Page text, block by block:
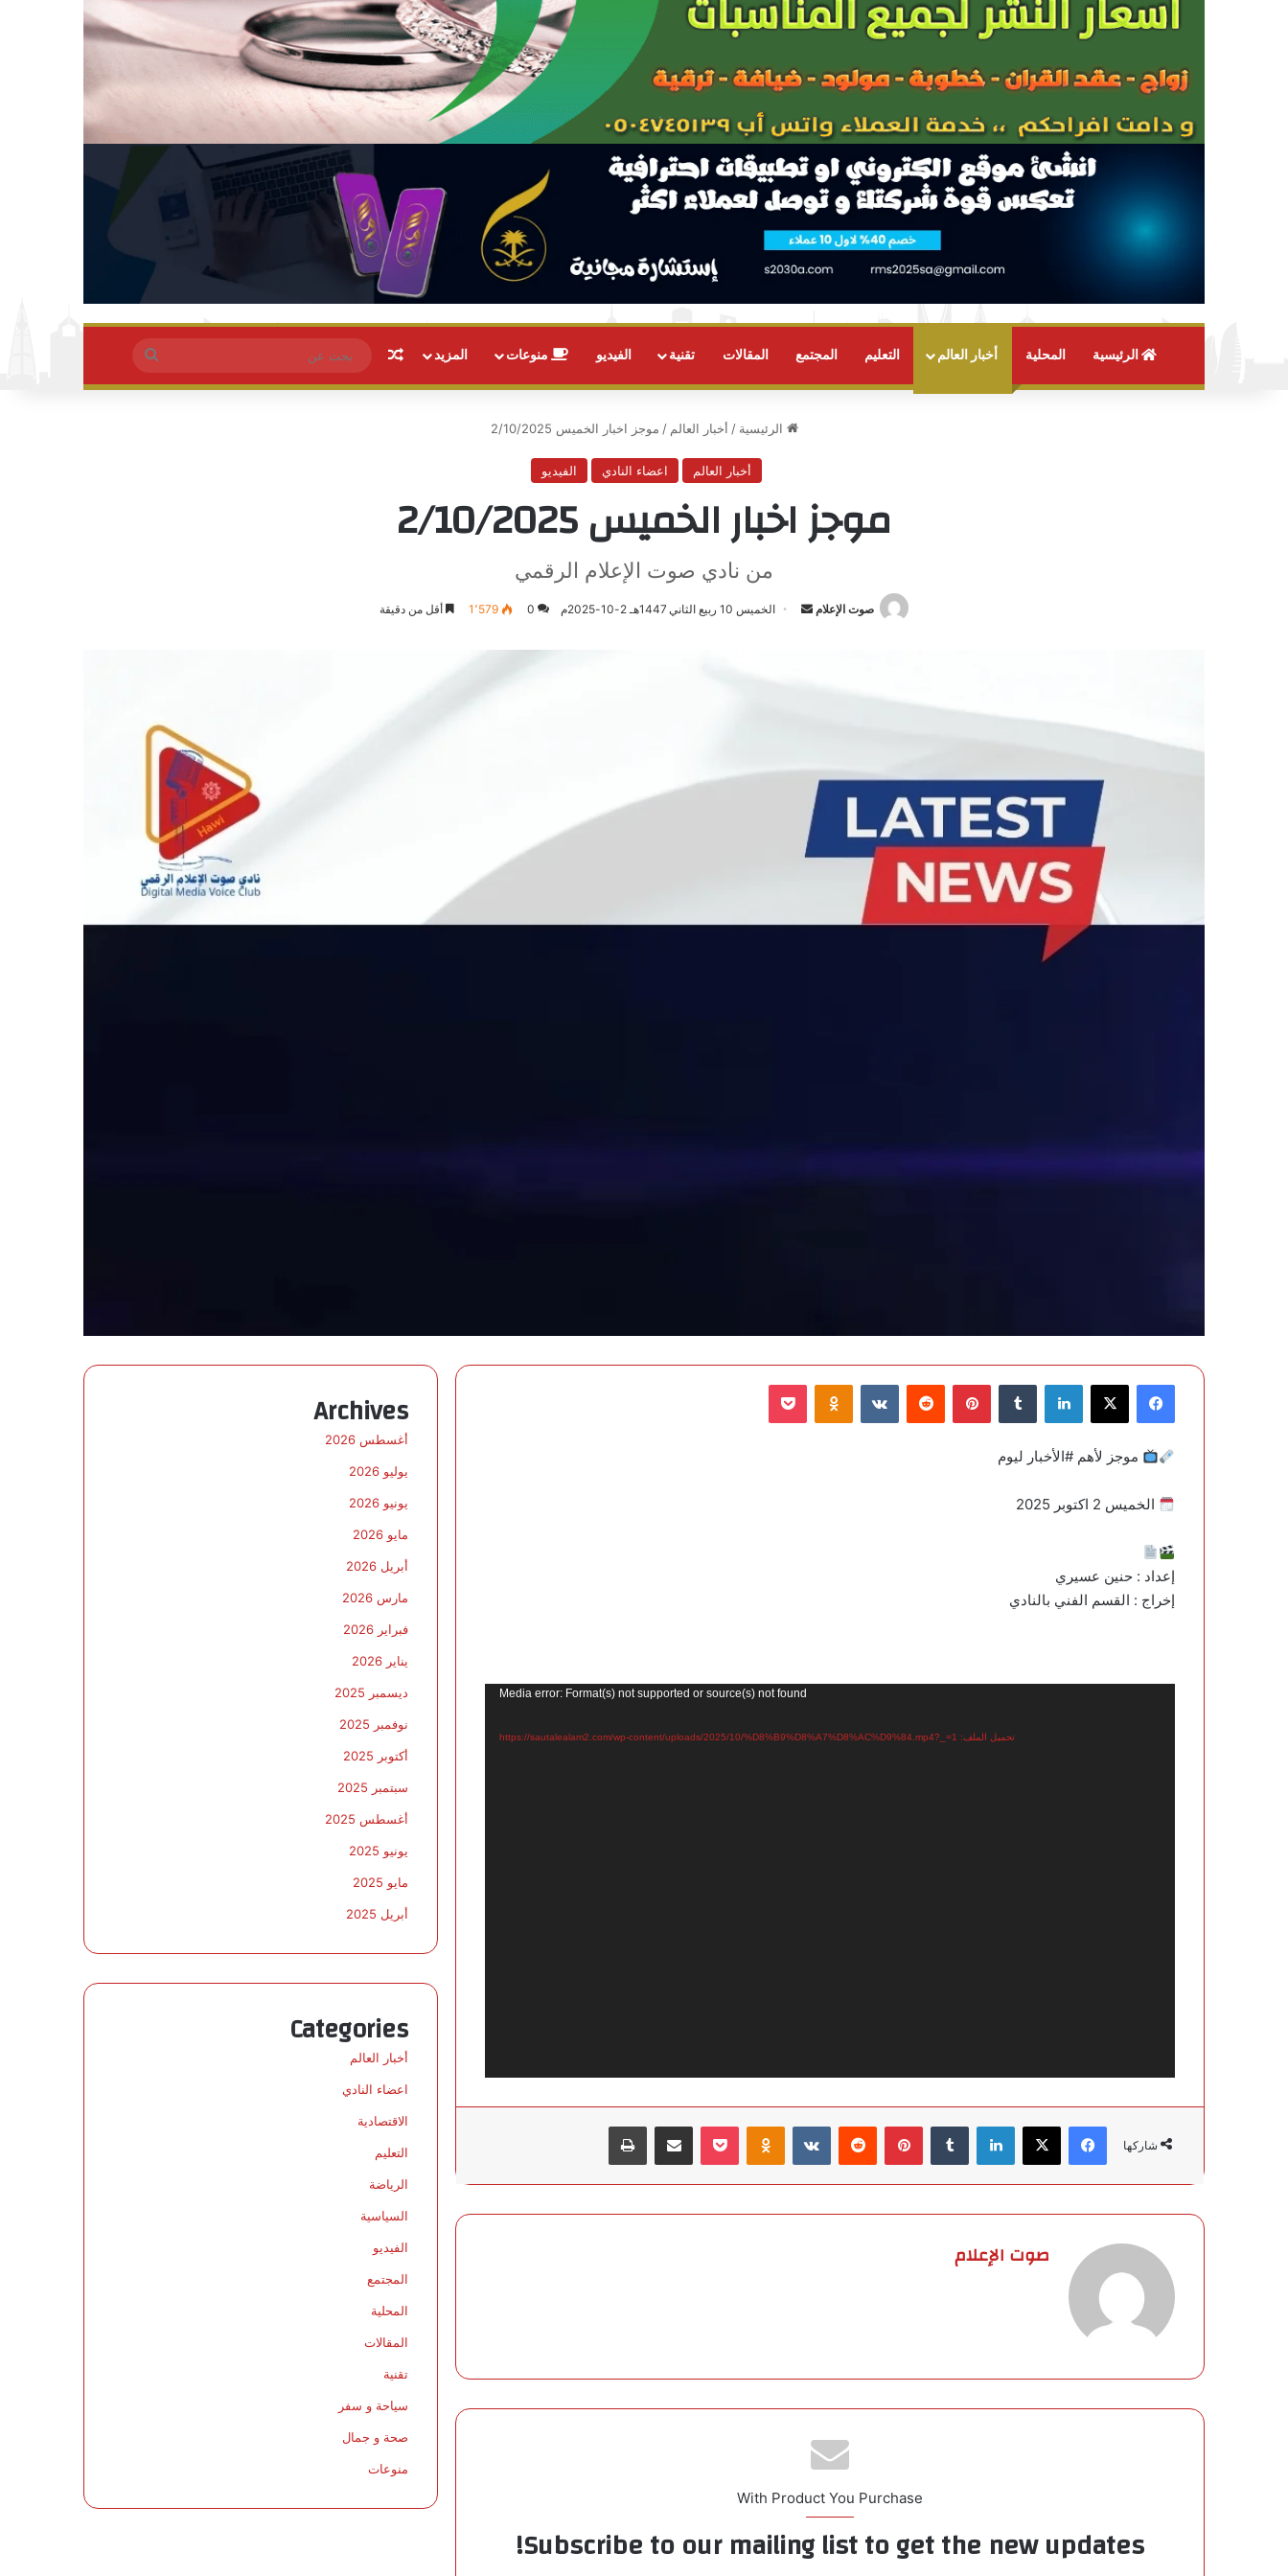
الرئيسية المحلية أخبار العالم التعليم المجتمع المقالات تقنية الفيديو منوعات المزيد مقال عشوائي
عن
الرئيسية / أخبار العالم / موجز اخبار الخميس 2/10/2025
أخبار العالم اعضاء النادي الفيديو
موجز اخبار الخميس 2/10/2025
من نادي صوت الإعلام الرقمي
صوت الإعلام
أرسلالخميس 10 ربيع الثاني 1447هـ 2-10-2025م 0 1٬579 أقل من دقيقة
فيسبوك لينكدإن بينتيريست
موجز لأهم ⁧‫#الأخبار‬⁩ ليوم
الخميس 2 اكتوبر 2025
‏إعداد : حنين عسيري
‏إخراج : القسم الفني بالنادي
Media error: Format(s) not supported or source(s) not found
تحميل الملف: https://sautalealam2.com/wp-content/uploads/2025/10/%D8%B9%D8%A7%D8%AC%D9%84.mp4?_=1
شاركها
فيسبوك لينكدإن بينتيريست
صوت الإعلام
With Product You Purchase
Subscribe to our mailing list to get the new updates!
Archives
أغسطس 2026
يوليو 2026
يونيو 2026
مايو 2026
أبريل 2026
مارس 2026
فبراير 2026
يناير 2026
ديسمبر 2025
نوفمبر 2025
أكتوبر 2025
سبتمبر 2025
أغسطس 2025
يونيو 2025
مايو 2025
أبريل 2025
Categories
أخبار العالم
اعضاء النادي
الاقتصادية
التعليم
الرياضة
السياسية
الفيديو
المجتمع
المحلية
المقالات
تقنية
سياحة و سفر
صحة و جمال
منوعات